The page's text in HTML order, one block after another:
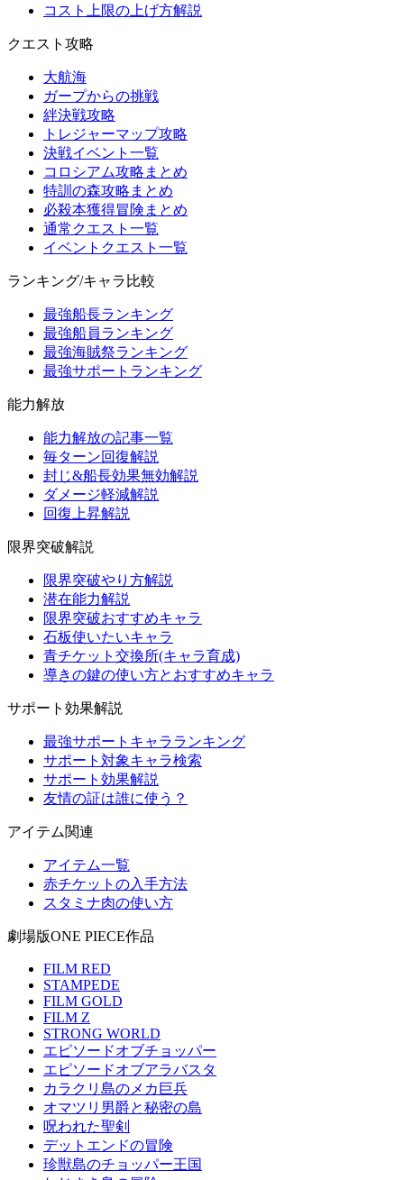
コスト上限の上げ方解説
クエスト攻略
大航海
ガープからの挑戦
絆決戦攻略
トレジャーマップ攻略
決戦イベント一覧
コロシアム攻略まとめ
特訓の森攻略まとめ
必殺本獲得冒険まとめ
通常クエスト一覧
イベントクエスト一覧
ランキング/キャラ比較
最強船長ランキング
最強船員ランキング
最強海賊祭ランキング
最強サポートランキング
能力解放
能力解放の記事一覧
毎ターン回復解説
封じ&船長効果無効解説
ダメージ軽減解説
回復上昇解説
限界突破解説
限界突破やり方解説
潜在能力解説
限界突破おすすめキャラ
石板使いたいキャラ
青チケット交換所(キャラ育成)
導きの鍵の使い方とおすすめキャラ
サポート効果解説
最強サポートキャラランキング
サポート対象キャラ検索
サポート効果解説
友情の証は誰に使う？
アイテム関連
アイテム一覧
赤チケットの入手方法
スタミナ肉の使い方
劇場版ONE PIECE作品
FILM RED
STAMPEDE
FILM GOLD
FILM Z
STRONG WORLD
エピソードオブチョッパー
エピソードオブアラバスタ
カラクリ島のメカ巨兵
オマツリ男爵と秘密の島
呪われた聖剣
デットエンドの冒険
珍獣島のチョッパー王国